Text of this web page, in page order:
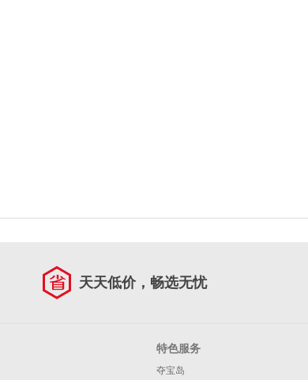
天天低价，畅选无忧
特色服务
夺宝岛